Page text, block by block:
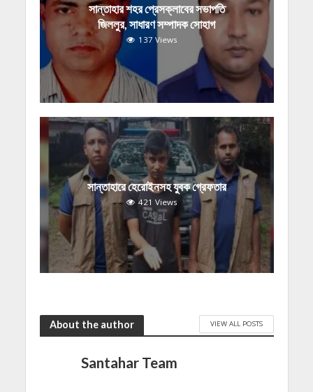
সান্তাহার শহর প্রেসক্লাবের সভাপতি
জিললুর, সাধারণ সম্পাদক সোহাগ
137 Views
সান্তাহারে হেরোইনসহ যুবক গ্রেফতার
421 Views
About the author VIEW ALL POSTS
Santahar Team